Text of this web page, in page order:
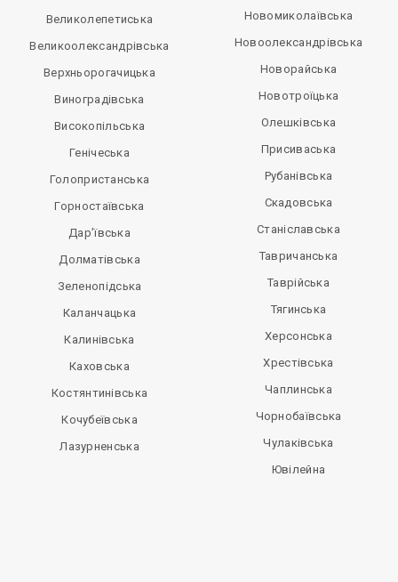
Великолепетиська
Великоолександрівська
Верхньорогачицька
Виноградівська
Високопільська
Генічеська
Голопристанська
Горностаївська
Дар’ївська
Долматівська
Зеленопідська
Каланчацька
Калинівська
Каховська
Костянтинівська
Кочубеївська
Лазурненська
Новомиколаївська
Новоолександрівська
Новорайська
Новотроїцька
Олешківська
Присиваська
Рубанівська
Скадовська
Станіславська
Тавричанська
Таврійська
Тягинська
Херсонська
Хрестівська
Чаплинська
Чорнобаївська
Чулаківська
Ювілейна